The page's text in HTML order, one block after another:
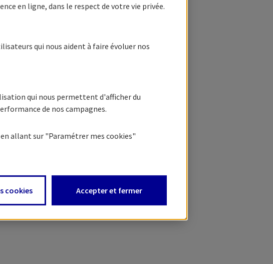
en ligne, dans le respect de votre vie privée.
qui nous aident à faire évoluer nos
qui nous permettent d'afficher du
de nos campagnes.
allant sur "Paramétrer mes cookies"
cookies Accepter et fermer